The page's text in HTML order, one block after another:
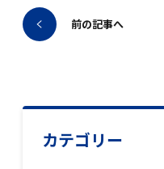
前の記事へ
カテゴリー